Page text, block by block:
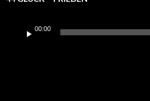
Player
00:00